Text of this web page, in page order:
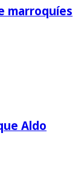
marroquíes
Aldo